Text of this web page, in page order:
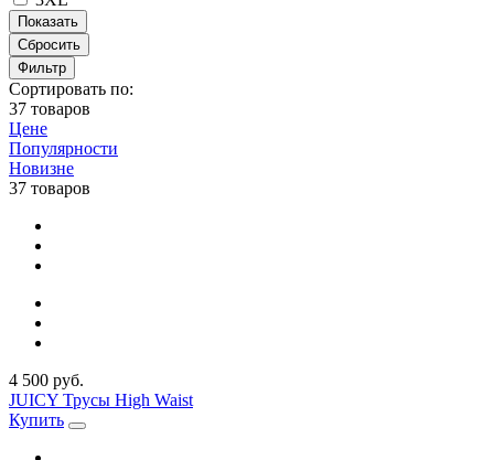
Сбросить
Фильтр
Сортировать по:
37 товаров
Цене
Популярности
Новизне
37 товаров
4 500 руб.
JUICY Трусы High Waist
Купить